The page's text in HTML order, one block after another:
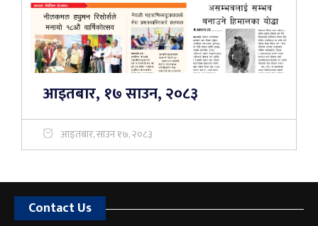
आइतबार, १७ साउन, २०८३
आइतबार, साउन १७, २०८३
Contact Us